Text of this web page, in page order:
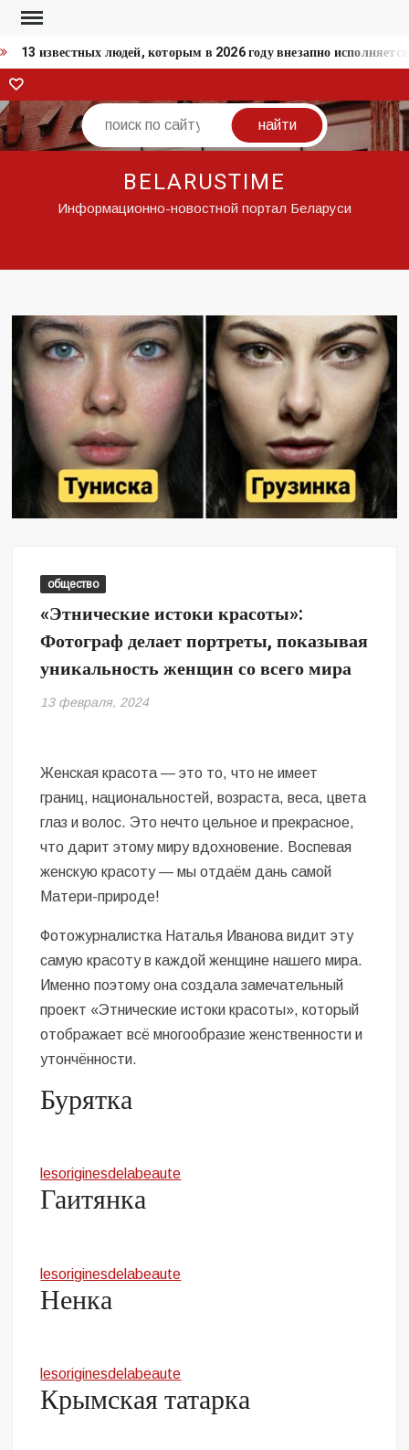
Перейти
содержимому
13 известных людей, которым в 2026 году внезапно
ВКонтакте
Поиск
BELARUSTIME
Информационно-новостной портал Беларуси
общество
«Этнические истоки красоты»:
Фотограф делает портреты, показывая
уникальность женщин со всего мира
13 февраля, 2024
Женская красота — это то, что не имеет
границ, национальностей, возраста, веса, цвета
глаз и волос. Это нечто цельное и прекрасное,
что дарит этому миру вдохновение. Воспевая
женскую красоту — мы отдаём дань самой
Матери-природе!
Фотожурналистка Наталья Иванова видит эту
самую красоту в каждой женщине нашего мира.
Именно поэтому она создала замечательный
проект «Этнические истоки красоты», который
отображает всё многообразие женственности и
утончённости.
Бурятка
lesoriginesdelabeaute
Гаитянка
lesoriginesdelabeaute
Ненка
lesoriginesdelabeaute
Крымская татарка